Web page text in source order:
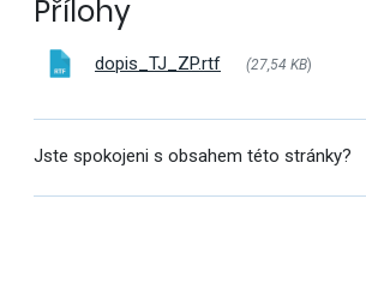
Přílohy
dopis_TJ_ZP.rtf (27,54 KB)
Jste spokojeni s obsahem této stránky?